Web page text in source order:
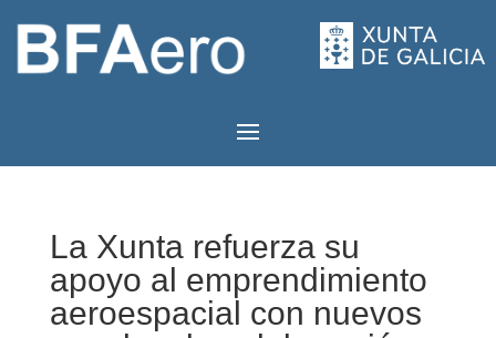
La Xunta refuerza su
apoyo al emprendimiento
aeroespacial con nuevos